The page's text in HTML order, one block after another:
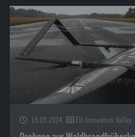
19.09.2024 EU Innovation Valley